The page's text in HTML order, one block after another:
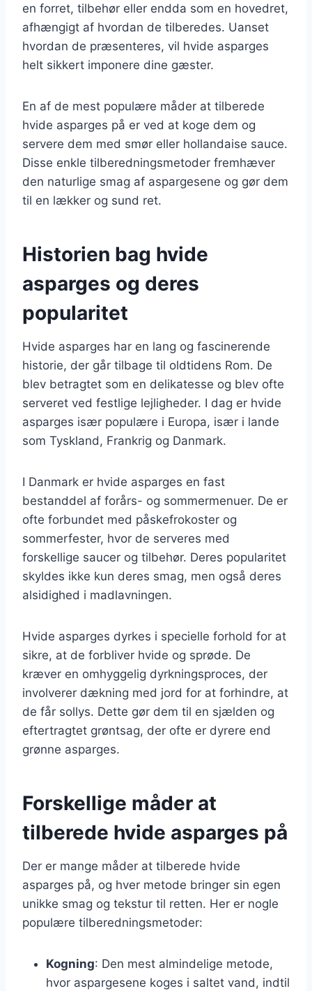
en forret, tilbehør eller endda som en hovedret,
afhængigt af hvordan de tilberedes. Uanset
hvordan de præsenteres, vil hvide asparges
helt sikkert imponere dine gæster.
En af de mest populære måder at tilberede
hvide asparges på er ved at koge dem og
servere dem med smør eller hollandaise sauce.
Disse enkle tilberedningsmetoder fremhæver
den naturlige smag af aspargesene og gør dem
til en lækker og sund ret.
Historien bag hvide
asparges og deres
popularitet
Hvide asparges har en lang og fascinerende
historie, der går tilbage til oldtidens Rom. De
blev betragtet som en delikatesse og blev ofte
serveret ved festlige lejligheder. I dag er hvide
asparges især populære i Europa, især i lande
som Tyskland, Frankrig og Danmark.
I Danmark er hvide asparges en fast
bestanddel af forårs- og sommermenuer. De er
ofte forbundet med påskefrokoster og
sommerfester, hvor de serveres med
forskellige saucer og tilbehør. Deres popularitet
skyldes ikke kun deres smag, men også deres
alsidighed i madlavningen.
Hvide asparges dyrkes i specielle forhold for at
sikre, at de forbliver hvide og sprøde. De
kræver en omhyggelig dyrkningsproces, der
involverer dækning med jord for at forhindre, at
de får sollys. Dette gør dem til en sjælden og
eftertragtet grøntsag, der ofte er dyrere end
grønne asparges.
Forskellige måder at
tilberede hvide asparges på
Der er mange måder at tilberede hvide
asparges på, og hver metode bringer sin egen
unikke smag og tekstur til retten. Her er nogle
populære tilberedningsmetoder:
Kogning: Den mest almindelige metode,
hvor aspargesene koges i saltet vand, indtil